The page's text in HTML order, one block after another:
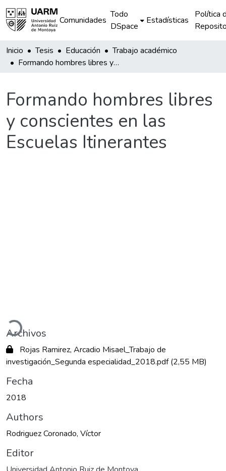
Comunidades
Todo
DSpace
Estadísticas
Política
Inicio Tesis Educación
Trabajo académico
Formando hombres libres y conscientes en las Escuelas Itinerantes
Formando hombres libres
y conscientes en las
Escuelas Itinerantes
Archivos
Rojas Ramirez, Arcadio Misael_Trabajo de
investigación_Segunda especialidad_2018.pdf(2,55 MB)
Fecha
2018
Authors
Rodriguez Coronado, Víctor
Editor